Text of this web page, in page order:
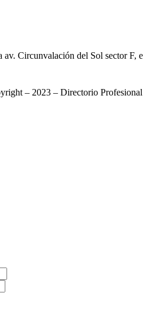
Circunvalación del Sol sector
– 2023 – Directorio Profesional